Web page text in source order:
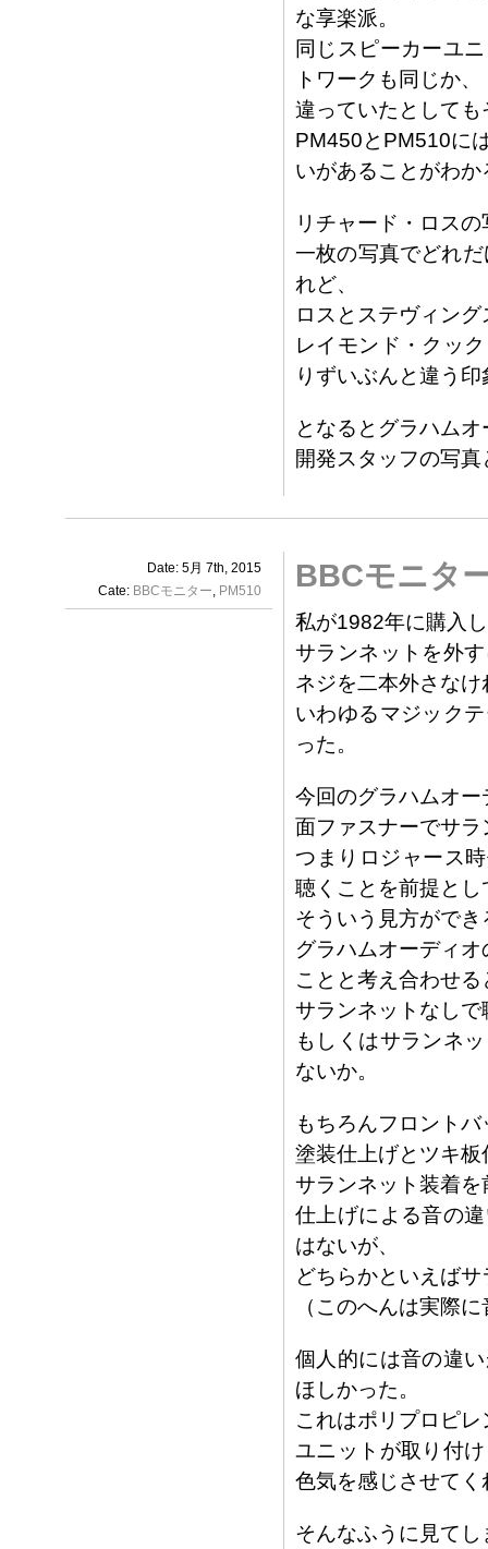
な享楽派。
同じスピーカーユ
トワークも同じか、
違っていたとして
PM450とPM510に
いがあることがわか
リチャード・ロス
一枚の写真でどれ
れど、
ロスとステヴィン
レイモンド・クッ
りずいぶんと違う
となるとグラハム
開発スタッフの写
Date: 5月 7th, 2015
Cate: BBCモニター, PM510 BBCモニタ
私が1982年に購入
サランネットを外
ネジを二本外さな
いわゆるマジック
った。
今回のグラハムオ
面ファスナーでサ
つまりロジャース
聴くことを前提とし
そういう見方がで
グラハムオーディ
ことと考え合わせる
サランネットなし
もしくはサランネ
ないか。
もちろんフロント
塗装仕上げとツキ
サランネット装着
仕上げによる音の
はないが、
どちらかといえば
（このへんは実際
個人的には音の違
ほしかった。
これはポリプロピ
ユニットが取り付
色気を感じさせてく
そんなふうに見て